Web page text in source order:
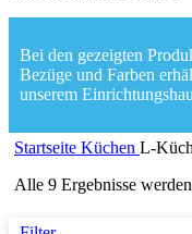
Bei den gezeigten
Bezüge und Farben
unserem
Startseite Küchen L-
Alle 9 Ergebnisse